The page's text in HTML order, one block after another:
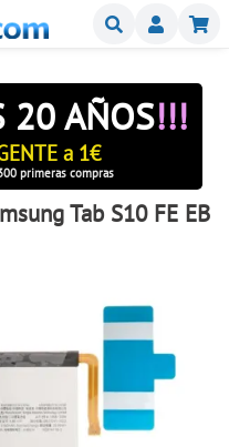
Buscar
20 AÑOS!!!
a 1€
primeras compras
Tab S10 FE EB